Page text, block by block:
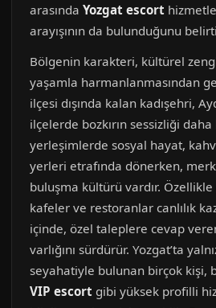
arasında Yozgat escort
arayışının da bulunduğunu
Bölgenin karakteri, kültürel
yaşamla harmanlanmasından
ilçesi dışında kalan kadışehri,
ilçelerde bozkırın sessizliği daha
yerleşimlerde sosyal hayat,
yerleri etrafında dönerken,
buluşma kültürü vardır.
kafeler ve restoranlar canlılık
içinde, özel taleplere cevap
varlığını sürdürür. Yozgat’ta
seyahatiyle bulunan birçok kişi,
VIP escort gibi yüksek profilli